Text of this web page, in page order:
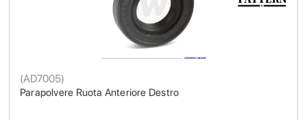
Parapolvere Ruota Anteriore Destro
(AD7005)